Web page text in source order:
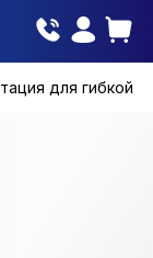
для гибкой